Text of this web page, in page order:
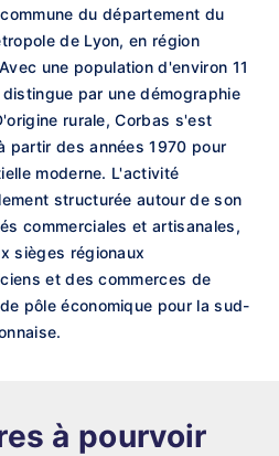
du département du
de Lyon, en région
une population d'environ 11
par une démographie
rurale, Corbas s'est
partir des années 1970 pour
moderne. L'activité
structurée autour de son
commerciales et artisanales,
sièges régionaux
et des commerces de
pôle économique pour la sud-
à pourvoir